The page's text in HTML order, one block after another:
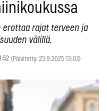
rajat terveen ja
välillä.
(Päivitetty: 23.9.2025 13:03)